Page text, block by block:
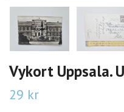
Vykort Uppsala.
29 kr